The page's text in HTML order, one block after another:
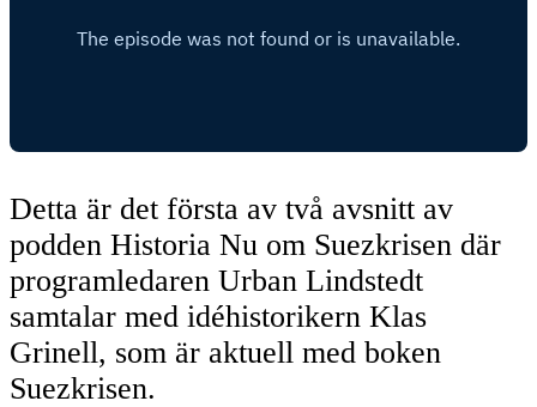
Detta är det första av två avsnitt av
podden Historia Nu om Suezkrisen där
programledaren Urban Lindstedt
samtalar med idéhistorikern Klas
Grinell, som är aktuell med boken
Suezkrisen.